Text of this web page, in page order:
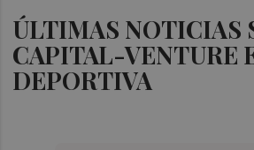
ÚLTIMAS NOTICIAS
CAPITAL-VENTURE
DEPORTIVA